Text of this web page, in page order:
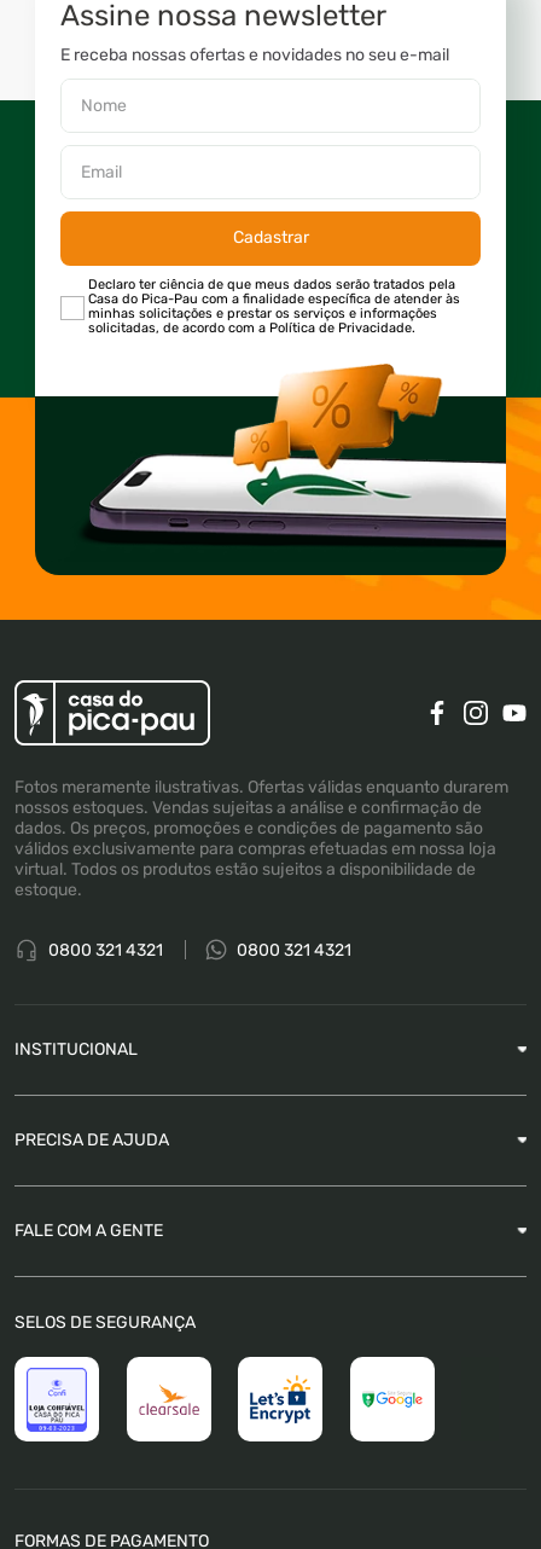
Assine nossa newsletter
E receba nossas ofertas e novidades no seu e-mail
Cadastrar
Declaro ter ciência de que meus dados serão tratados pela
Casa do Pica-Pau com a finalidade específica de atender às
minhas solicitações e prestar os serviços e informações
solicitadas, de acordo com a Política de Privacidade.
Fotos meramente ilustrativas. Ofertas válidas enquanto durarem
nossos estoques. Vendas sujeitas a análise e confirmação de
dados. Os preços, promoções e condições de pagamento são
válidos exclusivamente para compras efetuadas em nossa loja
virtual. Todos os produtos estão sujeitos a disponibilidade de
estoque.
0800 321 4321 0800 321 4321
INSTITUCIONAL
PRECISA DE AJUDA
FAQ
Trocas e Devoluções
Política de Pagamento
Política de Privacidade
FALE COM A GENTE
SELOS DE SEGURANÇA
FORMAS DE PAGAMENTO